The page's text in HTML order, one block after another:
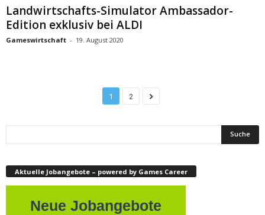
Landwirtschafts-Simulator Ambassador-
Edition exklusiv bei ALDI
Gameswirtschaft - 19. August 2020
1 2
Aktuelle Jobangebote – powered by Games Career